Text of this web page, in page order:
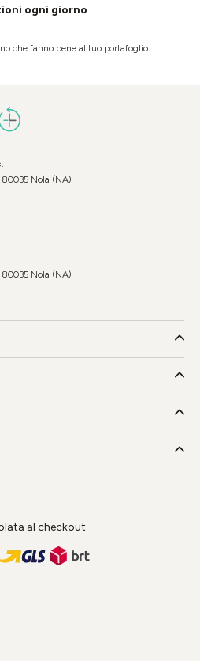
ogni giorno
che fanno bene al tuo portafoglio.
Nola (NA)
Nola (NA)
al checkout